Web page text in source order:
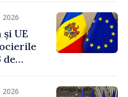
2026
UE
de
2026